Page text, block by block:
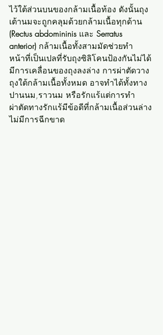
ไว้ใต้ส่วนบนของกล้ามเนื้อท้อง ดังนั้นถุง
เต้านมจะถูกคลุมด้วยกล้ามเนื้อทุกด้าน
(Rectus abdomininis และ Serratus
anterior) กล้ามเนื้อทั้งสามมัดช่วยทำ
หน้าที่เป็นเปลที่รับถุงซิลิโคนป้องกันไม่ได้
มีการเคลื่อนของถุงลงล่าง การผ่าตัดวาง
ถุงใต้กล้ามเนื้อทั้งหมด อาจทำได้ทั้งทาง
ปานนม,ราวนม หรือรักแร้แต่การทำ
ผ่าตัดทางรักแร้มีข้อดีที่กล้ามเนื้อส่วนล่าง
ไม่มีการฉีกขาด